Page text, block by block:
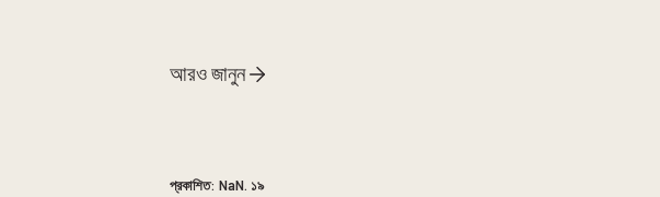
আরও জানুন
প্রকাশিত: NaN. ১৯